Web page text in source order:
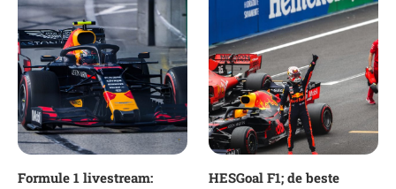
Formule 1 livestream:
HESGoal F1; de beste